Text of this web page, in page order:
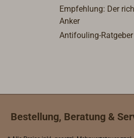
Empfehlung: Der
Anker
Antifouling-Ratgeber
Bestellung, Beratung &